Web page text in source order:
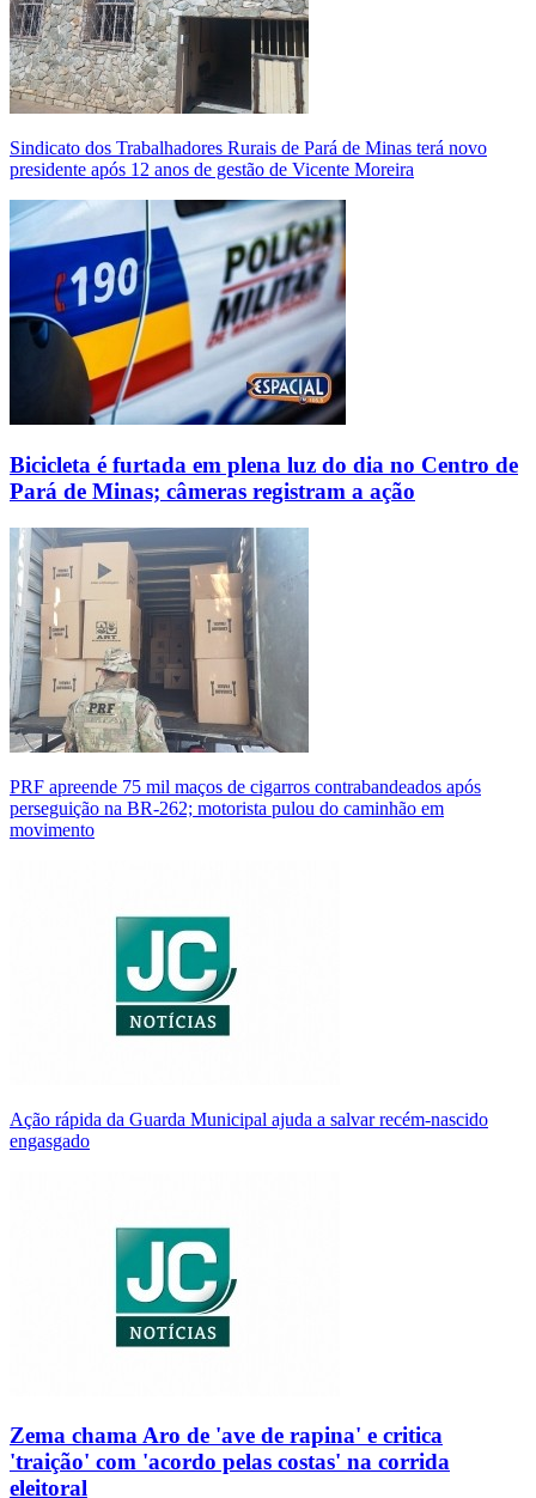
Sindicato dos Trabalhadores Rurais de Pará de Minas terá novo
presidente após 12 anos de gestão de Vicente Moreira
Bicicleta é furtada em plena luz do dia no Centro de
Pará de Minas; câmeras registram a ação
PRF apreende 75 mil maços de cigarros contrabandeados após
perseguição na BR-262; motorista pulou do caminhão em
movimento
Ação rápida da Guarda Municipal ajuda a salvar recém-nascido
engasgado
Zema chama Aro de 'ave de rapina' e critica
'traição' com 'acordo pelas costas' na corrida
eleitoral